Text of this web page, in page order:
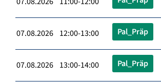
07.08.2026 12:00-13:00 Pal_Präp
07.08.2026 13:00-14:00 Pal_Präp